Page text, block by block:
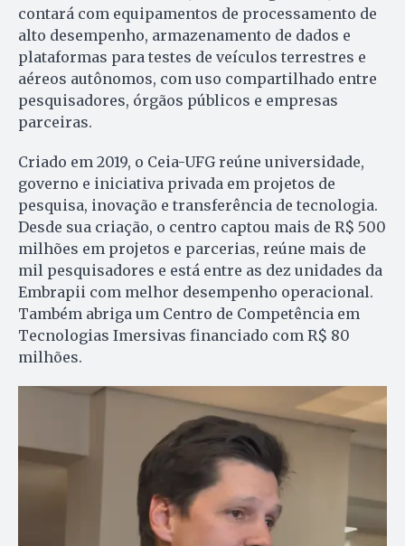
contará com equipamentos de processamento de
alto desempenho, armazenamento de dados e
plataformas para testes de veículos terrestres e
aéreos autônomos, com uso compartilhado entre
pesquisadores, órgãos públicos e empresas
parceiras.
Criado em 2019, o Ceia-UFG reúne universidade,
governo e iniciativa privada em projetos de
pesquisa, inovação e transferência de tecnologia.
Desde sua criação, o centro captou mais de R$ 500
milhões em projetos e parcerias, reúne mais de
mil pesquisadores e está entre as dez unidades da
Embrapii com melhor desempenho operacional.
Também abriga um Centro de Competência em
Tecnologias Imersivas financiado com R$ 80
milhões.